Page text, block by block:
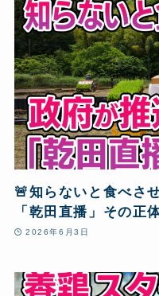
🚨知らないと食べさ
「乾田直播」その正
2026年6月3日